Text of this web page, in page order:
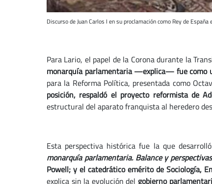
Discurso de Juan Carlos I en su proclamación como Rey de
Para Lario, el papel de la Corona durante la
monarquía parlamentaria —explica— fue como
para la Reforma Política, presentada como
posición, respaldó el proyecto reformista de
estructural del aparato franquista al heredero
Esta perspectiva histórica fue la que
monarquía parlamentaria. Balance y perspectivas
Powell; y el catedrático emérito de Sociología,
explica sin la evolución del gobierno